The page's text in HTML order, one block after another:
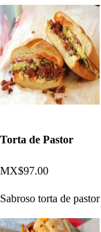
Torta de Pastor
MX$97.00
Sabroso torta de